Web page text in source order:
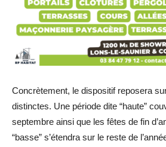
Concrètement, le dispositif reposera
distinctes. Une période dite “haute”
septembre ainsi que les fêtes de fin
“basse” s’étendra sur le reste de